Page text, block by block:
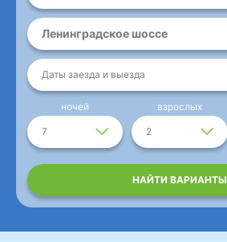
Ленинградское шоссе
Даты заезда и выезда
7
ночей
2
взрослых
НАЙТИ ВАРИАНТЫ